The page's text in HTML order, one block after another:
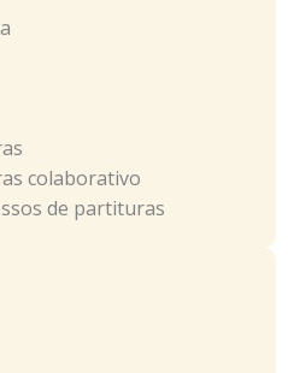
colaborativo
de partituras